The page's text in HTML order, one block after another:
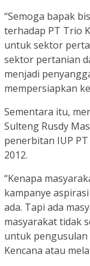
“Semoga bapak
terhadap PT Trio
untuk sektor
sektor pertanian
menjadi
mempersiapkan
Sementara itu,
Sulteng Rusdy
penerbitan IUP
2012.
“Kenapa
kampanye
ada. Tapi ada
masyarakat tidak
untuk pengusulan
Kencana atau